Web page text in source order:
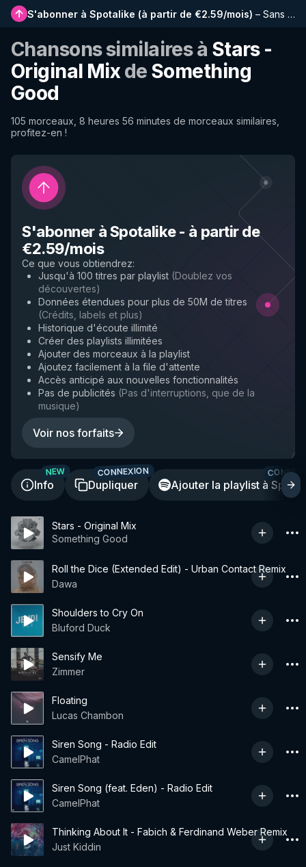
S'abonner à Spotalike (à partir de €2.59/mois) – Sans publicité, playlists plus longues, historique complet et accès anticipé aux nouvelles fonctionnalités
Chansons similaires à Stars -
Original Mixde Something
Good
105 morceaux, 8 heures 56 minutes de morceaux similaires,
profitez-en !
S'abonner à Spotalike- à partir de
€2.59/mois
Ce que vous obtiendrez:
Jusqu'à 100 titres par playlist (Doublez vos
découvertes)
Données étendues pour plus de 50M de titres
(Crédits, labels et plus)
Historique d'écoute illimité
Créer des playlists illimitées
Ajouter des morceaux à la playlist
Ajoutez facilement à la file d'attente
Accès anticipé aux nouvelles fonctionnalités
Pas de publicités (Pas d'interruptions, que de la
musique)
Voir nos forfaits
Info
NEW
Dupliquer
CONNEXION
Ajouter la playlist à
Stars - Original Mix
Something Good
Roll the Dice (Extended Edit) - Urban Contact Remix
Dawa
Shoulders to Cry On
Bluford Duck
Sensify Me
Zimmer
Floating
Lucas Chambon
Siren Song - Radio Edit
CamelPhat
Siren Song (feat. Eden) - Radio Edit
CamelPhat
Thinking About It - Fabich & Ferdinand Weber Remix
Just Kiddin